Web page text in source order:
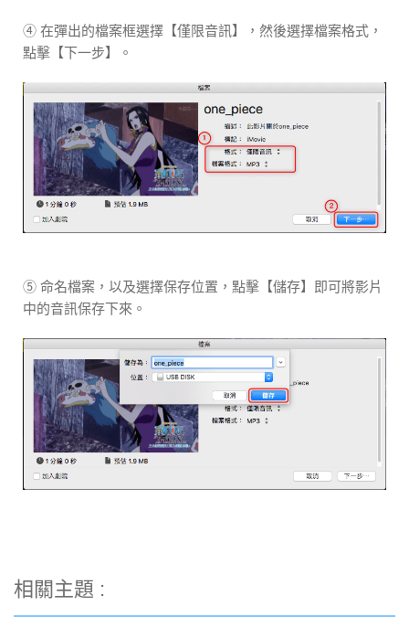
④ 在彈出的檔案框選擇【僅限音訊】，然後選擇檔案格式，
點擊【下一步】。
⑤ 命名檔案，以及選擇保存位置，點擊【儲存】即可將影片
中的音訊保存下來。
相關主題 :